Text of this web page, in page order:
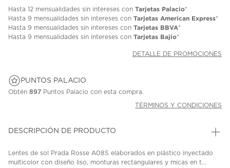
Hasta 12 mensualidades sin intereses con Tarjetas Palacio*
Hasta 9 mensualidades sin intereses con Tarjetas American Express*
Hasta 9 mensualidades sin intereses con Tarjetas BBVA*
Hasta 9 mensualidades sin intereses con Tarjetas Bajio*
DETALLE DE PROMOCIONES
PUNTOS PALACIO
Obtén 897 Puntos Palacio con esta compra.
TÉRMINOS Y CONDICIONES
DESCRIPCIÓN DE PRODUCTO
Lentes de sol Prada Rosse A08S elaborados en plástico inyectado
multicolor con diseño liso, monturas rectangulares y micas en t...